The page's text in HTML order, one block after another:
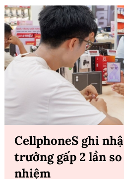
CellphoneS ghi
trưởng gấp 2 lần
nhiệm